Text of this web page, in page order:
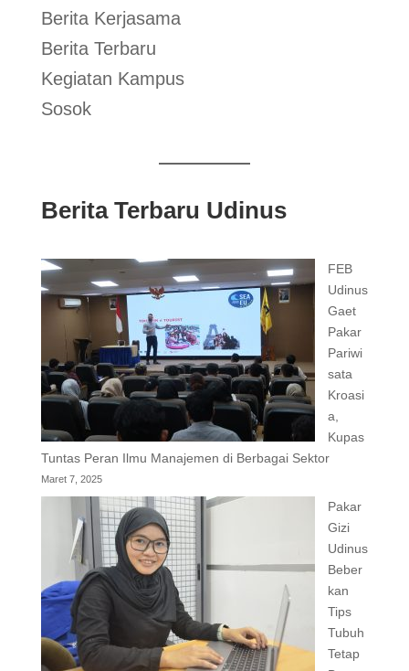
Berita Kerjasama
Berita Terbaru
Kegiatan Kampus
Sosok
Berita Terbaru Udinus
FEB
Udinus
Gaet
Pakar
Pariwi
sata
Kroasi
a,
Kupas
Tuntas Peran Ilmu Manajemen di Berbagai Sektor
Maret 7, 2025
Pakar
Gizi
Udinus
Beber
kan
Tips
Tubuh
Tetap